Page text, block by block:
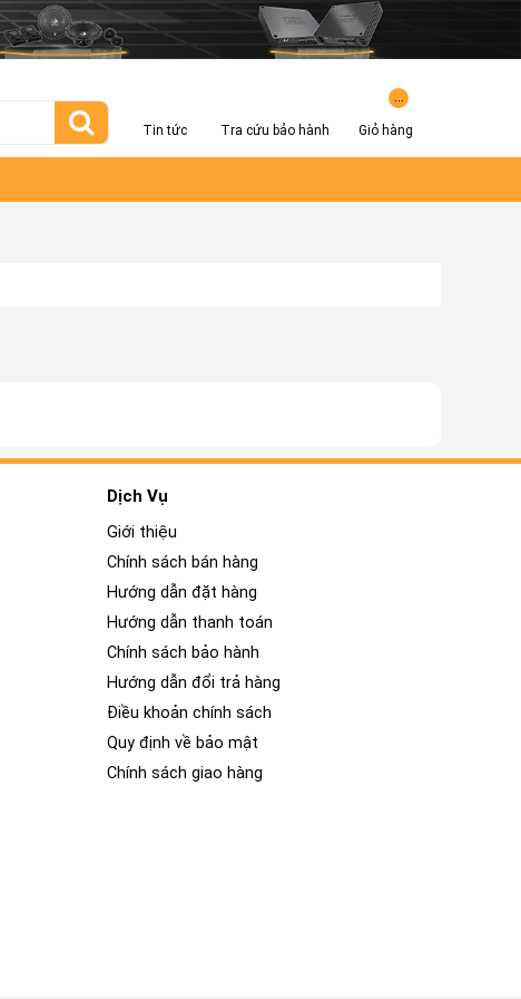
Tin tức Tra cứu bảo hành Giỏ hàng
Dịch Vụ
Giới thiệu
Chính sách bán hàng
Hướng dẫn đặt hàng
Hướng dẫn thanh toán
Chính sách bảo hành
Hướng dẫn đổi trả hàng
Điều khoản chính sách
Quy định về bảo mật
Chính sách giao hàng